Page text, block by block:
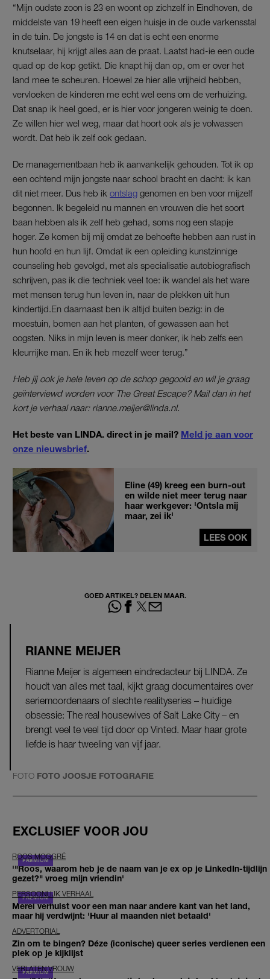
“Mijn oudste zoon is 23 en woont op zichzelf in Eindhoven, de
middelste van 19 heeft een eigen huisje in de oude varkensstal
in de tuin. De jongste is 14 en dat is echt een enorme
knutselaar, hij krijgt alles aan de praat. Laatst had-ie een oude
quad op de kop getikt. Die knapt hij dan op, om er over het
land mee te scheuren. Hoewel ze hier alle vrijheid hebben,
vervloeken de kinderen me echt wel eens om de verhuizing.
Dat snap ik heel goed, er is hier voor jongeren weinig te doen.
Ze willen hier wel weg, maar dat hoort ook als je volwassen
wordt. Dat heb ik zelf ook gedaan.
De managementbaan heb ik aanvankelijk gehouden. Tot ik op
een ochtend mijn jongste naar school bracht en dacht: ik kan
dit niet meer. Dus heb ik ontslag genomen en ben voor mijzelf
begonnen. Ik begeleid nu mannen en vrouwen die het soort
baan hebben als ik zelf heb gehad, soms nog een stapje
hoger. Ze komen bij mij omdat ze behoefte hebben aan rust in
hun hoofd en hun lijf. Omdat ik een opleiding kunstzinnige
counseling heb gevolgd, met als specialisatie autobiografisch
schrijven, pas ik die techniek veel toe: ik wandel als het ware
met mensen terug hun leven in, naar de plekken uit hun
kindertijd.En daarnaast ben ik altijd buiten bezig: in de
moestuin, bomen aan het planten, of gewassen aan het
oogsten. Niks in mijn leven is meer donker, ik heb zelfs een
kleurrijke man. En ik heb mezelf weer terug.”
Heb jij ook je hele leven op de schop gegooid en wil je graag
geïnterviewd worden voor The Great Escape? Mail dan in het
kort je verhaal naar: rianne.meijer@linda.nl.
Het beste van LINDA. direct in je mail? Meld je aan voor
onze nieuwsbrief.
Eline (49) kreeg een burn-out
en wilde niet meer terug naar
haar werkgever: 'Ontsla mij
maar, zei ik'
LEES OOK
GOED ARTIKEL? DELEN MAAR.
RIANNE MEIJER
Rianne Meijer is algemeen eindredacteur bij LINDA. Ze
houdt van alles met taal, kijkt graag documentaires over
seriemoordenaars of slechte realityseries – huidige
obsessie: The real housewives of Salt Lake City – en
brengt veel te veel tijd door op Vinted. Maar haar grote
liefde is haar tweeling van vijf jaar.
FOTO FOTO JOOSJE FOTOGRAFIE
EXCLUSIEF VOOR JOU
ROOS MOGGRÉ
'"Roos, waarom heb je de naam van je ex op je LinkedIn-tijdlijn
gezet?" vroeg mijn vriendin'
PERSOONLIJK VERHAAL
Merel verhuist voor een man naar andere kant van het land,
maar hij verdwijnt: 'Huur al maanden niet betaald'
ADVERTORIAL
Zin om te bingen? Déze (iconische) queer series verdienen een
plek op je kijklijst
VERLATEN VROUW